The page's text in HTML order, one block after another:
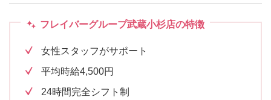
フレイバーグループ武蔵小杉店の特徴
女性スタッフがサポート
平均時給4,500円
24時間完全シフト制